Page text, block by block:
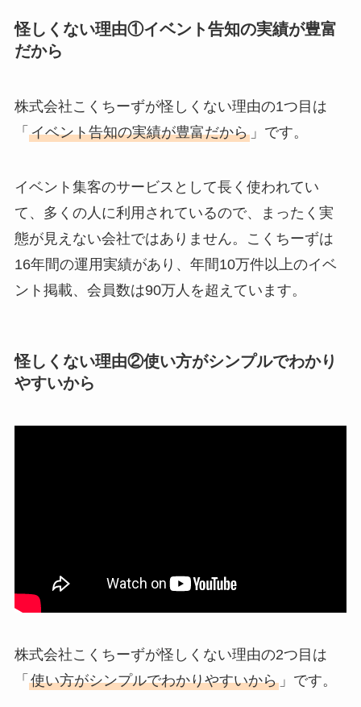
Temuは怪しい？口コ
怪しくない理由①イベント告知の実績が豊富
だから
株式会社こくちーずが怪しくない理由の1つ目は
「 イベント告知の実績が豊富だから」です。
イベント集客のサービスとして長く使われてい
て、多くの人に利用されているので、まったく実
態が見えない会社ではありません。こくちーずは
16年間の運用実績があり、年間10万件以上のイベ
ント掲載、会員数は90万人を超えています。
怪しくない理由②使い方がシンプルでわかり
やすいから
株式会社こくちーずが怪しくない理由の2つ目は
「 使い方がシンプルでわかりやすいから」です。